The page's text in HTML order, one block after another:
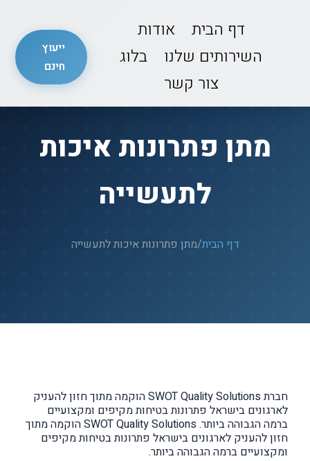
דף הבית
אודות
השירותים שלנו
בלוג
צור קשר
ייעוץ
חינם
מתן פתרונות איכות
לתעשייה
דף הבית/מתן פתרונות איכות לתעשייה
חברת SWOT Quality Solutions הוקמה מתוך חזון להעניק
לארגונים בישראל פתרונות בטיחות מקיפים ומקצועיים
ברמה הגבוהה ביותר. SWOT Quality Solutions הוקמה מתוך
חזון להעניק לארגונים בישראל פתרונות בטיחות מקיפים
ומקצועיים ברמה הגבוהה ביותר.